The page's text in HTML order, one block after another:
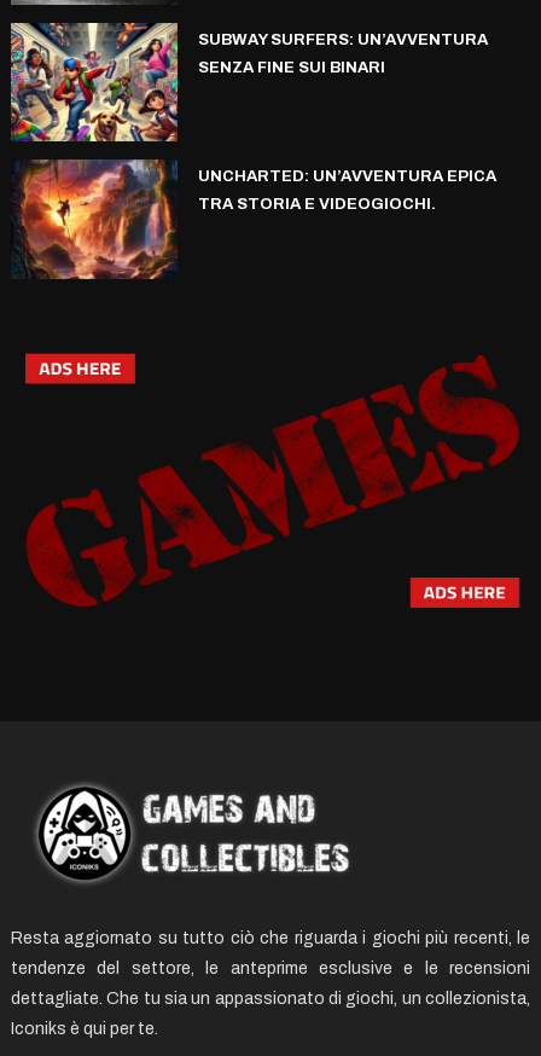
SUBWAY SURFERS: UN’AVVENTURA
SENZA FINE SUI BINARI
UNCHARTED: UN’AVVENTURA EPICA
TRA STORIA E VIDEOGIOCHI.
Resta aggiornato su tutto ciò che riguarda i giochi più recenti, le
tendenze del settore, le anteprime esclusive e le recensioni
dettagliate. Che tu sia un appassionato di giochi, un collezionista,
Iconiks è qui per te.